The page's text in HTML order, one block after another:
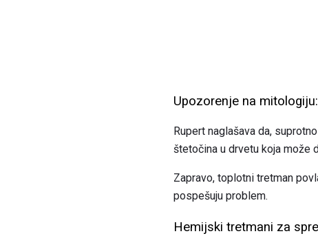
Upozorenje na
Rupert naglašava da,
štetočina u drvetu koja može
Zapravo, toplotni tretman
pospešuju problem.
Hemijski tretmani za